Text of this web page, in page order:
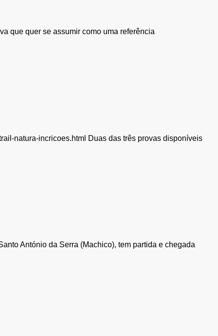
que quer se assumir como uma referência
natura-incricoes.html Duas das três provas disponíveis
António da Serra (Machico), tem partida e chegada